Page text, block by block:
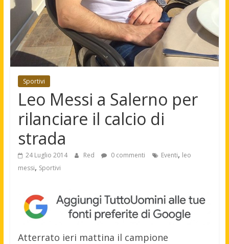
Sportivi
Leo Messi a Salerno per
rilanciare il calcio di
strada
24 Luglio 2014 Red 0 commenti Eventi, leo
messi, Sportivi
Atterrato ieri mattina il campione